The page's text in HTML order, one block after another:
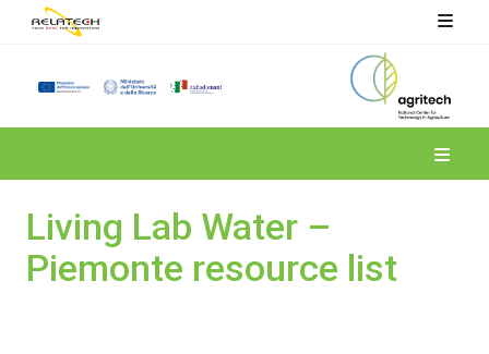
Living Lab Water –
Piemonte resource list